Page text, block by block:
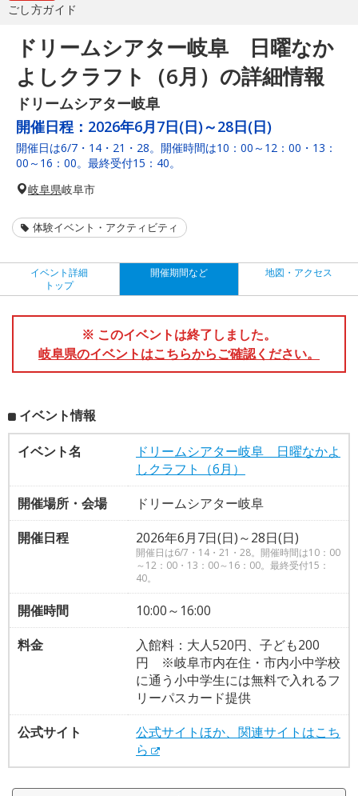
ごし方ガイド
ドリームシアター岐阜 日曜なか
よしクラフト（6月）の詳細情報
ドリームシアター岐阜
開催日程： 2026年6月7日(日)～28日(日)
開催日は6/7・14・21・28。開催時間は10：00～12：00・13：
00～16：00。最終受付15：40。
岐阜県岐阜市
体験イベント・アクティビティ
イベント詳細
トップ
開催期間など 地図・アクセス
※ このイベントは終了しました。
岐阜県のイベントはこちらからご確認ください。
イベント情報
イベント名
ドリームシアター岐阜 日曜なかよ
しクラフト（6月）
開催場所・会場
ドリームシアター岐阜
開催日程
2026年6月7日(日)～28日(日)
開催日は6/7・14・21・28。開催時間は10：00
～12：00・13：00～16：00。最終受付15：
40。
開催時間
10:00～16:00
料金
入館料：大人520円、子ども200
円 ※岐阜市内在住・市内小中学校
に通う小中学生には無料で入れるフ
リーパスカード提供
公式サイト
公式サイトほか、関連サイトはこち
ら